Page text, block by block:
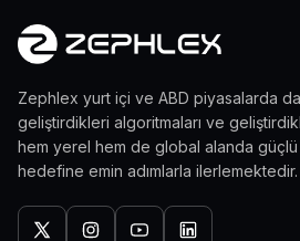
Zephlex yurt içi ve ABD piyasalarda
geliştirdikleri algoritmaları ve
hem yerel hem de global alanda
hedefine emin adımlarla ilerlemektedir.